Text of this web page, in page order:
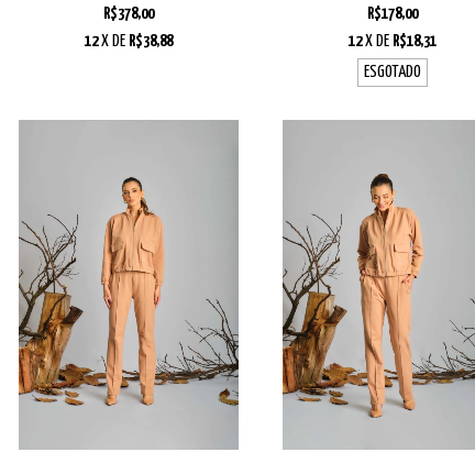
R$378,00
12 X DE R$38,88
R$178,00
12 X DE R$18,31
ESGOTADO